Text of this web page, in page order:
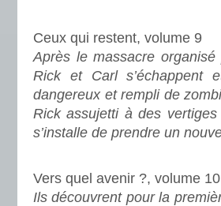
Ceux qui restent, volume 9
Après le massacre
Rick et Carl s’échappent
dangereux et rempli de
Rick assujetti à des
s’installe de prendre un
Vers quel avenir ?, volume 10
Ils découvrent pour la